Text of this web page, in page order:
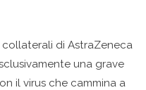
di AstraZeneca
una grave
il virus che cammina a